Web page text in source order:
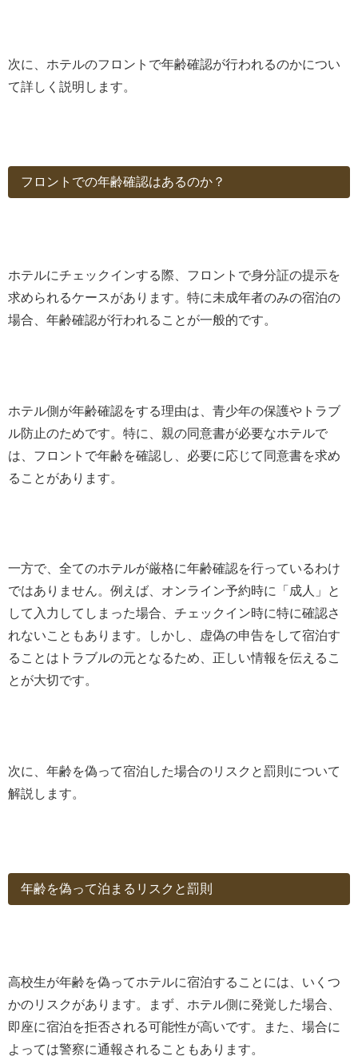
次に、ホテルのフロントで年齢確認が行われるのかについ
て詳しく説明します。
フロントでの年齢確認はあるのか？
ホテルにチェックインする際、フロントで身分証の提示を
求められるケースがあります。特に未成年者のみの宿泊の
場合、年齢確認が行われることが一般的です。
ホテル側が年齢確認をする理由は、青少年の保護やトラブ
ル防止のためです。特に、親の同意書が必要なホテルで
は、フロントで年齢を確認し、必要に応じて同意書を求め
ることがあります。
一方で、全てのホテルが厳格に年齢確認を行っているわけ
ではありません。例えば、オンライン予約時に「成人」と
して入力してしまった場合、チェックイン時に特に確認さ
れないこともあります。しかし、虚偽の申告をして宿泊す
ることはトラブルの元となるため、正しい情報を伝えるこ
とが大切です。
次に、年齢を偽って宿泊した場合のリスクと罰則について
解説します。
年齢を偽って泊まるリスクと罰則
高校生が年齢を偽ってホテルに宿泊することには、いくつ
かのリスクがあります。まず、ホテル側に発覚した場合、
即座に宿泊を拒否される可能性が高いです。また、場合に
よっては警察に通報されることもあります。